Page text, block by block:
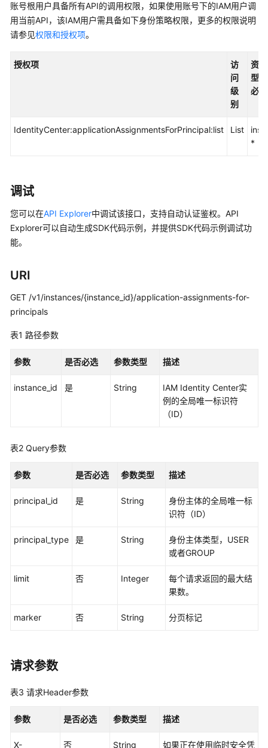
指
南
参
前
API
概
览
API
理
问
性
管
账
分
账号根用户具备所有API的调用权限，如果使用账号下的IAM用户调
用当前API，该IAM用户需具备如下身份策略权限，更多的权限说明
请参见权限和授权项。
授权项
访
问
级
别
资
型
必
IdentityCenter:applicationAssignmentsForPrincipal:list List
*
调试
您可以在API Explorer中调试该接口，支持自动认证鉴权。API
Explorer可以自动生成SDK代码示例，并提供SDK代码示例调试功
能。
URI
GET /v1/instances/{instance_id}/application-assignments-for-
principals
表1 路径参数
参数 是否必选 参数类型 描述
instance_id 是 String
IAM Identity Center实
例的全局唯一标识符
（ID）
表2 Query参数
参数 是否必选 参数类型 描述
principal_id 是 String
身份主体的全局唯一标
识符（ID）
principal_type 是 String
身份主体类型，USER
或者GROUP
limit 否 Integer
每个请求返回的最大结
果数。
marker 否 String 分页标记
请求参数
表3 请求Header参数
参数 是否必选 参数类型 描述
X- 否 String 如果正在使用临时安全凭